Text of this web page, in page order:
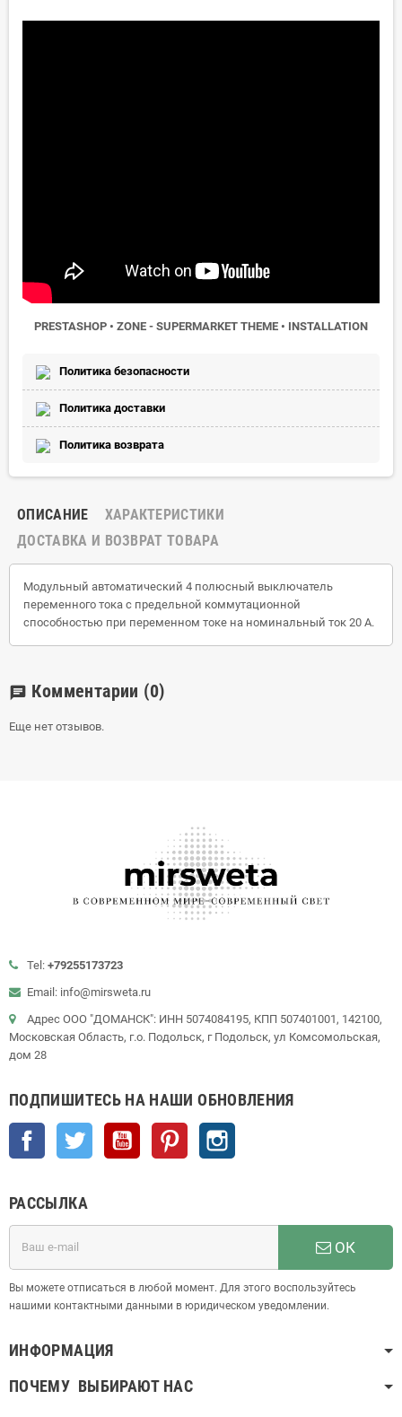
PRESTASHOP • ZONE - SUPERMARKET THEME • INSTALLATION
Политика безопасности
Политика доставки
Политика возврата
ОПИСАНИЕ
ХАРАКТЕРИСТИКИ
ДОСТАВКА И ВОЗВРАТ ТОВАРА
Модульный автоматический 4 полюсный выключатель
переменного тока с предельной коммутационной
способностью при переменном токе на номинальный ток 20 А.
chat Комментарии (0)
Еще нет отзывов.
Tel: +79255173723
Email: info@mirsweta.ru
Адрес ООО "ДОМАНСК": ИНН 5074084195, КПП 507401001, 142100,
Московская Область, г.о. Подольск, г Подольск, ул Комсомольская,
дом 28
ПОДПИШИТЕСЬ НА НАШИ ОБНОВЛЕНИЯ
Facebook Twitter YouTube Pinterest
РАССЫЛКА
ОК
Вы можете отписаться в любой момент. Для этого воспользуйтесь
нашими контактными данными в юридическом уведомлении.
ИНФОРМАЦИЯ
ПОЧЕМУ ВЫБИРАЮТ НАС